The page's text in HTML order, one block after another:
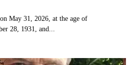
May 31, 2026, at the age of
28, 1931, and...